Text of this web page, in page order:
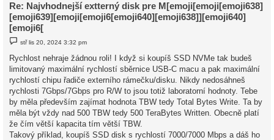
Re: Najvhodnejší extterný disk pre M[emoji[emoji[emoji638]
[emoji639][emoji[emoji6[emoji640][emoji638]][emoji640]
[emoji6[
s
p
ě
v
e
stř lis 20, 2024 3:32 pm
Rychlost nehraje žádnou roli! I když si koupíš SSD NVMe tak budeš
limitovaný maximální rychlostí sběrnice USB-C macu a pak maximální
rychlostí chipu řadiče externího rámečku/disku. Nikdy nedosáhneš
rychlosti 7Gbps/7Gbps pro R/W to jsou totiž laboratorní hodnoty. Tebe
by měla především zajímat hodnota TBW tedy Total Bytes Write. Ta by
měla být vždy nad 500 TBW tedy 500 TeraBytes Written. Obecně platí
že čím větší kapacita tím větší TBW.
Takový příklad, koupíš SSD disk s rychlostí 7000/7000 Mbps a dáš ho